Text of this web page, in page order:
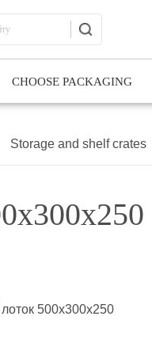
CHOOSE PACKAGING
Storage and shelf crates